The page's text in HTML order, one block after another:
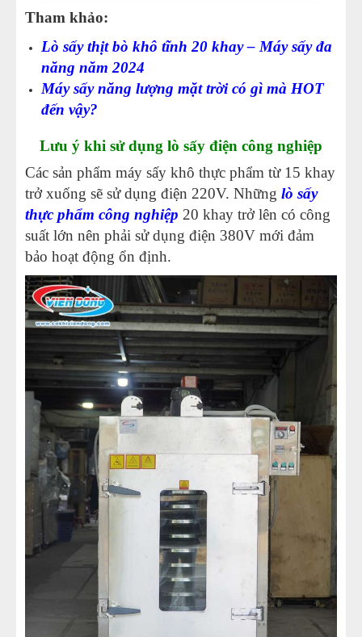
Tham khảo:
Lò sấy thịt bò khô tĩnh 20 khay – Máy sấy đa
năng năm 2024
Máy sấy năng lượng mặt trời có gì mà HOT
đến vậy?
Lưu ý khi sử dụng lò sấy điện công nghiệp
Các sản phẩm máy sấy khô thực phẩm từ 15 khay
trở xuống sẽ sử dụng điện 220V. Những lò sấy
thực phẩm công nghiệp 20 khay trở lên có công
suất lớn nên phải sử dụng điện 380V mới đảm
bảo hoạt động ổn định.